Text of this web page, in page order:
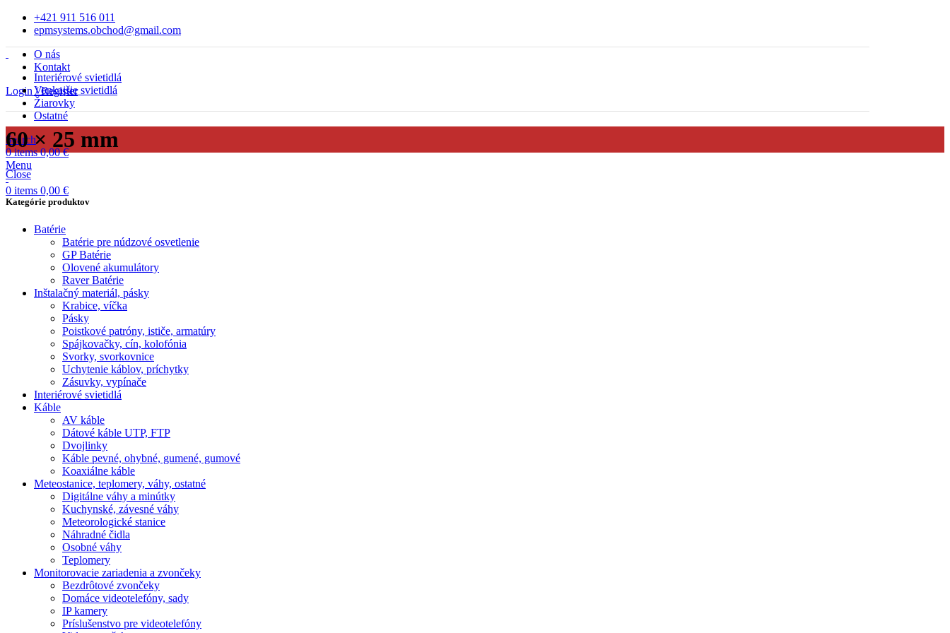
+421 911 516 011
epmsystems.obchod@gmail.com
O nás
Kontakt
Login / Register
Interiérové svietidlá
Vonkajšie svietidlá
Žiarovky
Ostatné
Search
0items 0,00€
Menu
0 items 0,00 €
60 × 25 mm
Close
Kategórie produktov
Batérie
Batérie pre núdzové osvetlenie
GP Batérie
Olovené akumulátory
Raver Batérie
Inštalačný materiál, pásky
Krabice, víčka
Pásky
Poistkové patróny, ističe, armatúry
Spájkovačky, cín, kolofónia
Svorky, svorkovnice
Uchytenie káblov, príchytky
Zásuvky, vypínače
Interiérové svietidlá
Káble
AV káble
Dátové káble UTP, FTP
Dvojlinky
Káble pevné, ohybné, gumené, gumové
Koaxiálne káble
Meteostanice, teplomery, váhy, ostatné
Digitálne váhy a minútky
Kuchynské, závesné váhy
Meteorologické stanice
Náhradné čidla
Osobné váhy
Teplomery
Monitorovacie zariadenia a zvončeky
Bezdrôtové zvončeky
Domáce videotelefóny, sady
IP kamery
Príslušenstvo pre videotelefóny